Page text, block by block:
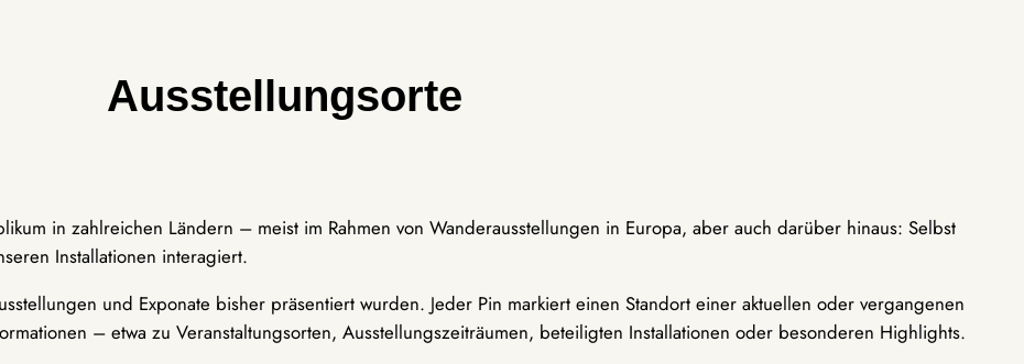
Ausstellungsorte
in zahlreichen Ländern – meist im Rahmen von Wanderausstellungen in Europa, aber auch darüber hinaus: Selbst
Installationen interagiert.
und Exponate bisher präsentiert wurden. Jeder Pin markiert einen Standort einer aktuellen oder vergangenen
– etwa zu Veranstaltungsorten, Ausstellungszeiträumen, beteiligten Installationen oder besonderen Highlights.